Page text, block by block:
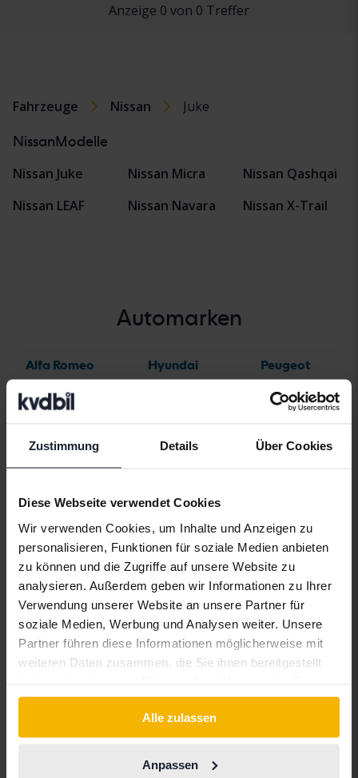
Zustimmung Details Über Cookies
Diese Webseite verwendet Cookies
Wir verwenden Cookies, um Inhalte und Anzeigen zu
personalisieren, Funktionen für soziale Medien anbieten
zu können und die Zugriffe auf unsere Website zu
analysieren. Außerdem geben wir Informationen zu Ihrer
Verwendung unserer Website an unsere Partner für
soziale Medien, Werbung und Analysen weiter. Unsere
Partner führen diese Informationen möglicherweise mit
weiteren Daten zusammen, die Sie ihnen bereitgestellt
gesammelt haben.
Alle zulassen
Anpassen
Anzeige 0 von 0 Treffer
Fahrzeuge Nissan Juke
NissanModelle
Nissan Juke
Nissan LEAF
Nissan Micra
Nissan Navara
Nissan Qashqai
Nissan X-Trail
Automarken
Alfa Romeo
Aston Martin
Bentley
BYD
Cadillac
Chevrolet
Chrysler
Citroen
Dacia
Fiat
Hyundai
Jeep
Land Rover
Lexus
Lynk&Co
Maserati
Mazda
Mercedes
MINI
Mitsubishi
Nissan
Peugeot
Polestar
Renault
SEAT
Skoda
Subaru
Suzuki
Tesla
Volvo